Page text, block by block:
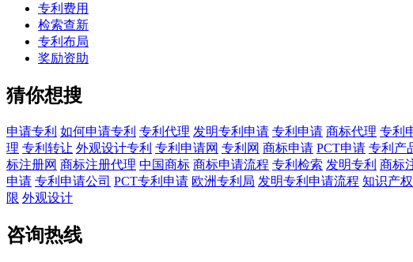
专利费用
检索查新
专利布局
奖励资助
猜你想搜
申请专利 如何申请专利 专利代理 发明专利申请 专利申请 商标代理 专利
理 专利转让 外观设计专利 专利申请网 专利网 商标申请 PCT申请 专利产
标注册网 商标注册代理 中国商标 商标申请流程 专利检索 发明专利 商标
申请 专利申请公司 PCT专利申请 欧洲专利局 发明专利申请流程 知识产
限 外观设计
咨询热线